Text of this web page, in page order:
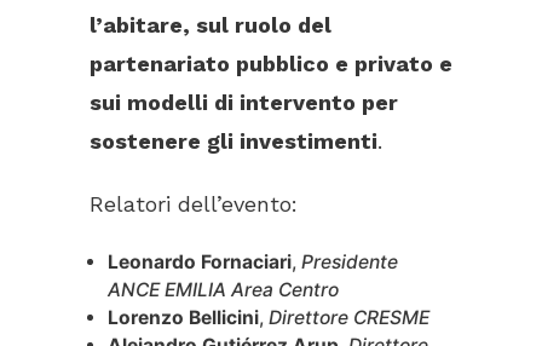
l’abitare, sul ruolo del
partenariato pubblico e privato e
sui modelli di intervento per
sostenere gli investimenti.
Relatori dell’evento:
Leonardo Fornaciari, Presidente
ANCE EMILIA Area Centro
Lorenzo Bellicini, Direttore CRESME